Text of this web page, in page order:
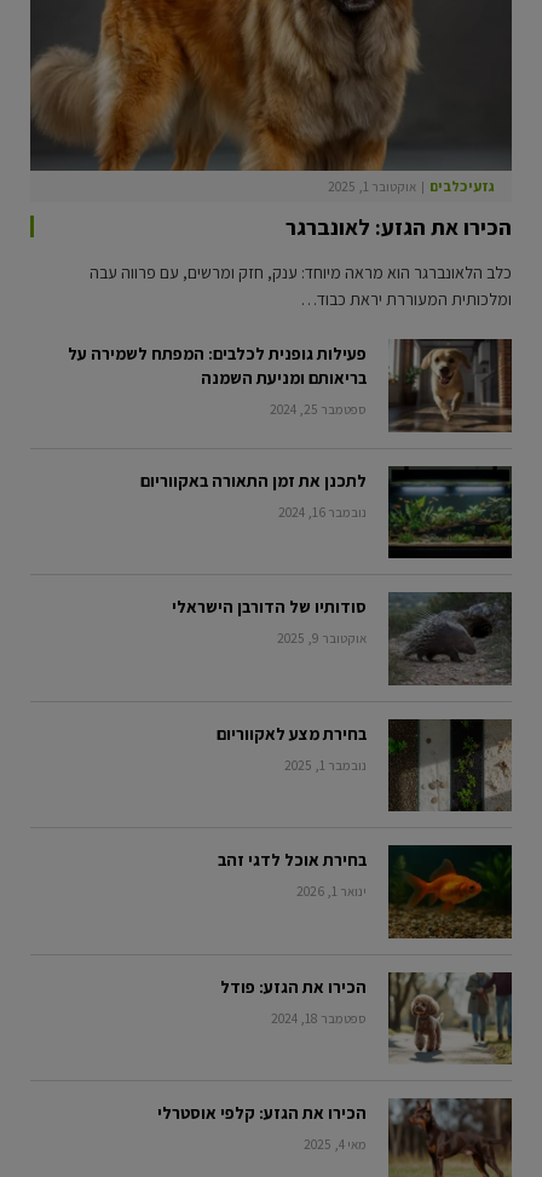
גזעי כלבים אוקטובר 1, 2025
הכירו את הגזע: לאונברגר
כלב הלאונברגר הוא מראה מיוחד: ענק, חזק ומרשים, עם פרווה עבה
ומלכותית המעוררת יראת כבוד…
פעילות גופנית לכלבים: המפתח לשמירה על
בריאותם ומניעת השמנה
ספטמבר 25, 2024
לתכנן את זמן התאורה באקווריום
נובמבר 16, 2024
סודותיו של הדורבן הישראלי
אוקטובר 9, 2025
בחירת מצע לאקווריום
נובמבר 1, 2025
בחירת אוכל לדגי זהב
ינואר 1, 2026
הכירו את הגזע: פודל
ספטמבר 18, 2024
הכירו את הגזע: קלפי אוסטרלי
מאי 4, 2025